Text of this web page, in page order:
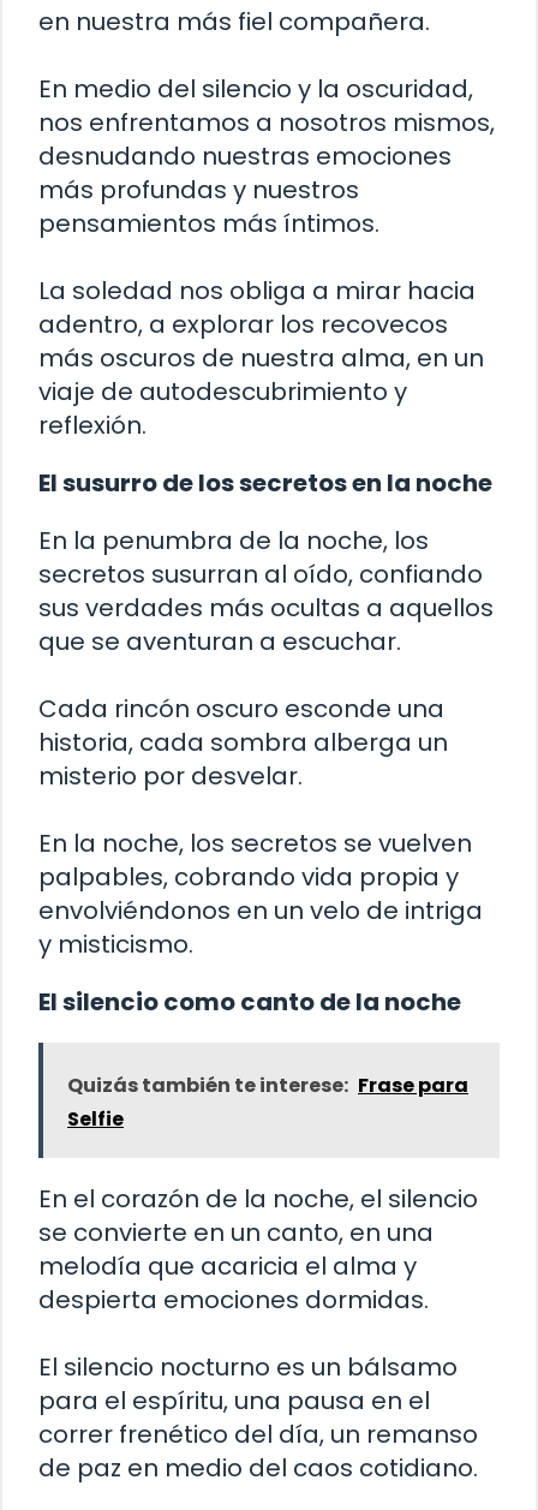
en nuestra más fiel compañera.
En medio del silencio y la oscuridad,
nos enfrentamos a nosotros mismos,
desnudando nuestras emociones
más profundas y nuestros
pensamientos más íntimos.
La soledad nos obliga a mirar hacia
adentro, a explorar los recovecos
más oscuros de nuestra alma, en un
viaje de autodescubrimiento y
reflexión.
El susurro de los secretos en la noche
En la penumbra de la noche, los
secretos susurran al oído, confiando
sus verdades más ocultas a aquellos
que se aventuran a escuchar.
Cada rincón oscuro esconde una
historia, cada sombra alberga un
misterio por desvelar.
En la noche, los secretos se vuelven
palpables, cobrando vida propia y
envolviéndonos en un velo de intriga
y misticismo.
El silencio como canto de la noche
Quizás también te interese: Frase para
Selfie
En el corazón de la noche, el silencio
se convierte en un canto, en una
melodía que acaricia el alma y
despierta emociones dormidas.
El silencio nocturno es un bálsamo
para el espíritu, una pausa en el
correr frenético del día, un remanso
de paz en medio del caos cotidiano.